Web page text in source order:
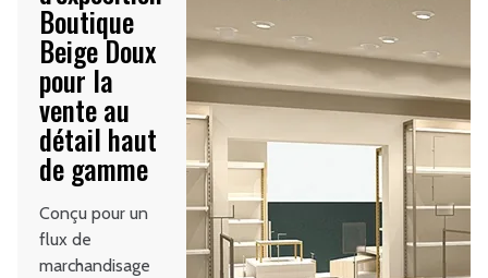
Boutique
Beige Doux
pour la
vente au
détail haut
de gamme
Conçu pour un
flux de
marchandisage